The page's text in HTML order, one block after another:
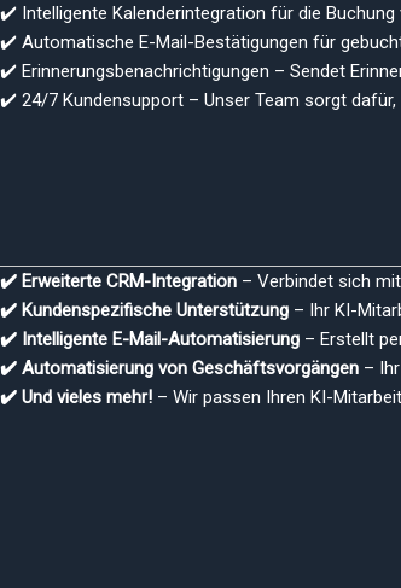
✔️ Intelligente Kalenderintegration für die Buchung
✔️ Automatische E-Mail-Bestätigungen für
✔️ Erinnerungsbenachrichtigungen – Sendet
✔️ 24/7 Kundensupport – Unser Team sorgt
✔️ Erweiterte CRM-Integration – Verbindet sich
✔️ Kundenspezifische Unterstützung – Ihr KI-
✔️ Intelligente E-Mail-Automatisierung – Erstellt
✔️ Automatisierung von Geschäftsvorgängen –
✔️ Und vieles mehr! – Wir passen Ihren KI-